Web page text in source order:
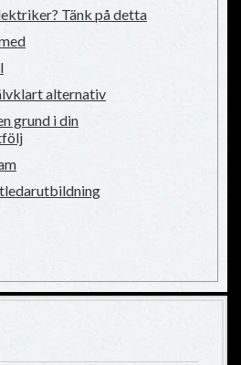
Tänk på detta
alternativ
grund i din